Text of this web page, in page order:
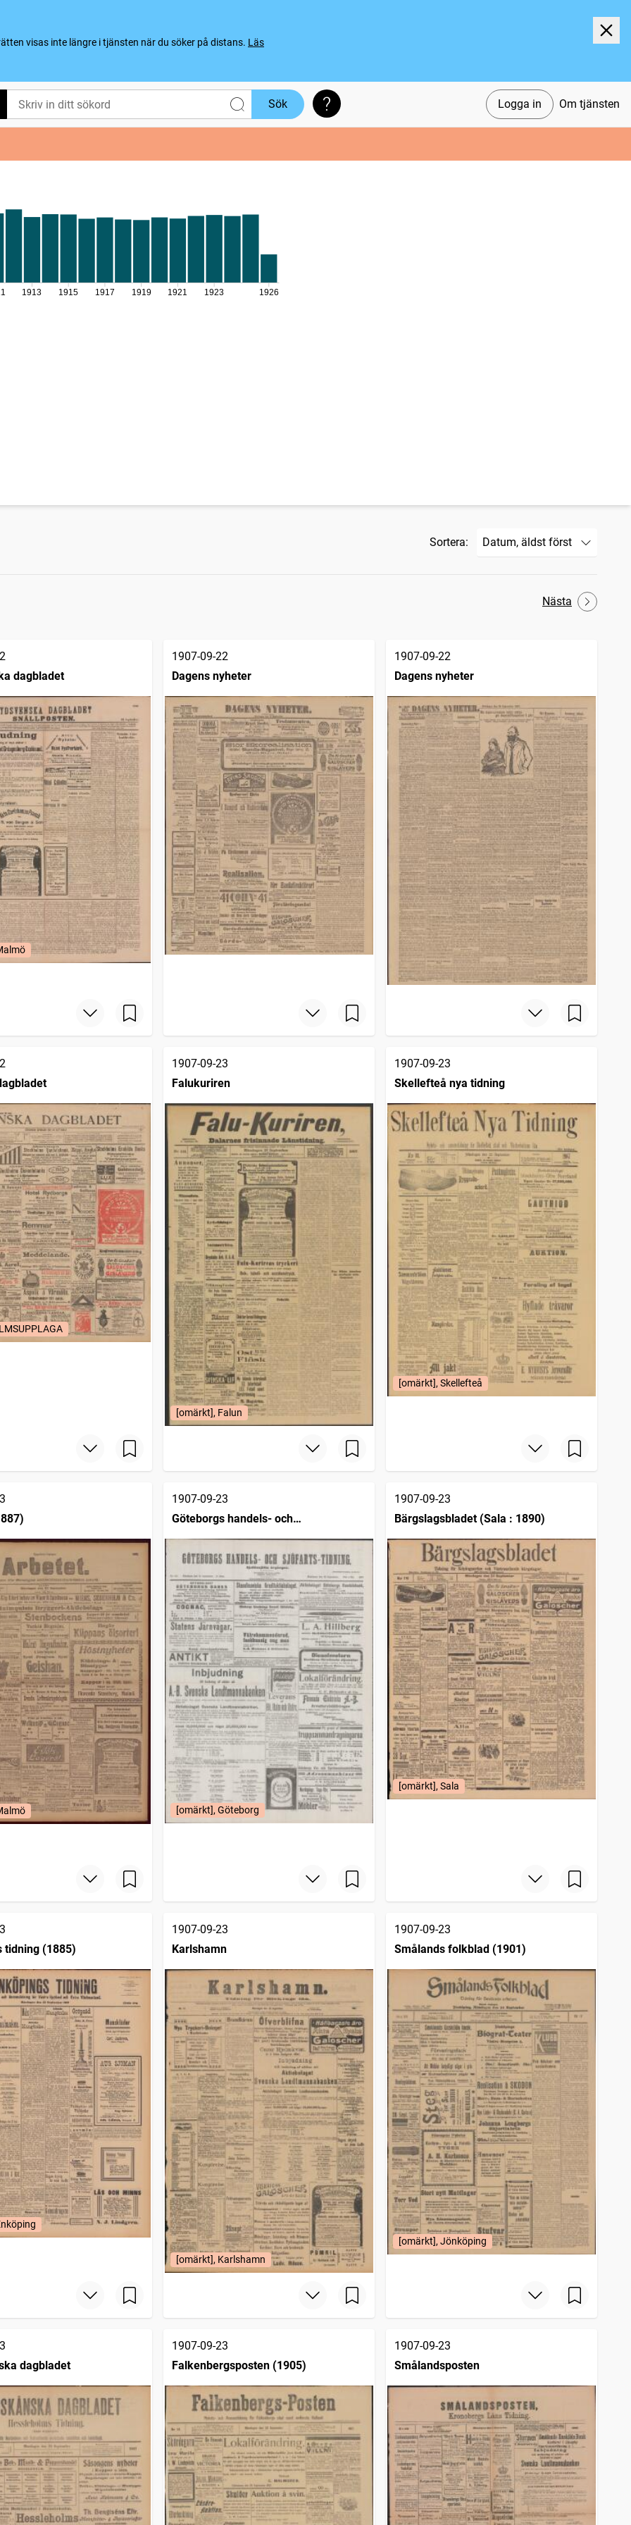
visas inte längre i tjänsten när du söker på distans. Läs
Logga in Om tjänsten
Sök Söktips
1913 1915 1917 1919 1921 1923 1926
Sortera:
Nästa
dagbladet
1907-09-22
Dagens nyheter
1907-09-22
Dagens nyheter
1907-09-23
Falukuriren
[omärkt], Falun
1907-09-23
Skellefteå nya tidning
[omärkt], Skellefteå
1907-09-23
Göteborgs handels- och
sjöfartstidning (1832)
[omärkt], Göteborg
1907-09-23
Bärgslagsbladet (Sala : 1890)
[omärkt], Sala
tidning (1885)
1907-09-23
Karlshamn
[omärkt], Karlshamn
1907-09-23
Smålands folkblad (1901)
[omärkt], Jönköping
dagbladet
1907-09-23
Falkenbergsposten (1905)
1907-09-23
Smålandsposten